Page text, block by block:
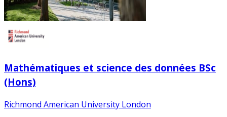
Mathématiques et science des données BSc
(Hons)
Richmond American University London